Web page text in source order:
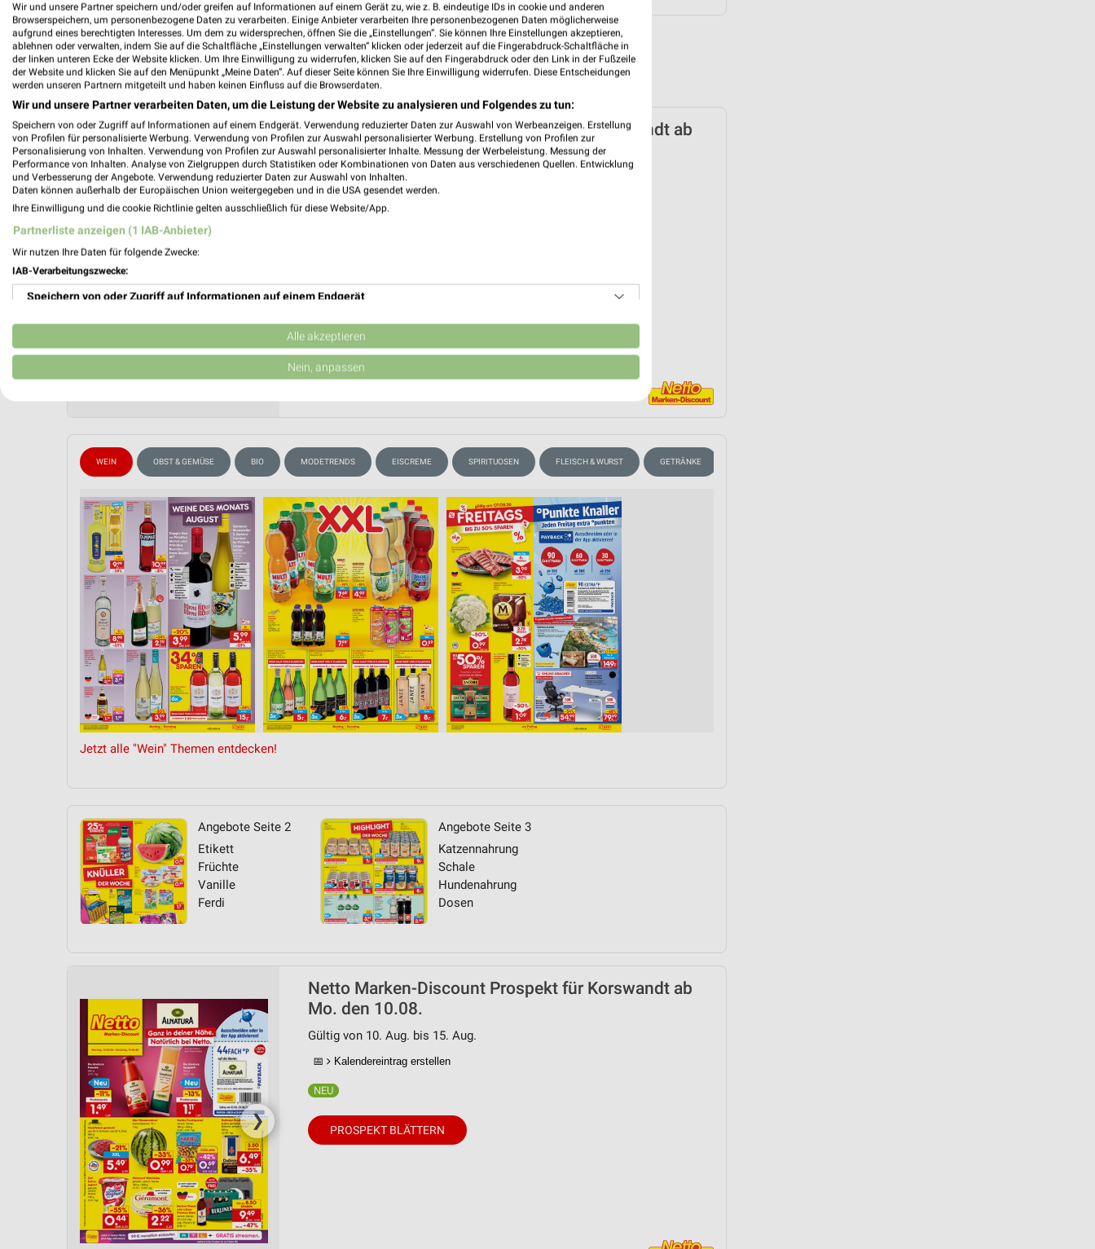
Aktuelle Angebote in dieser Filiale
Anzahl Prospekte: 4
Letztes Prospektupdate: vor 17 Stunden
Netto Marken-Discount Prospekt für Korswandt ab
Mo. den 03.08.
Gültig von 03. Aug. bis 08. Aug.
Kalendereintrag erstellen
WEIN OBST & GEMÜSE BIO MODETRENDS EISCREME SPIRITUOSEN FLEISCH & WURST GETRÄNKE
Jetzt alle "Wein" Themen entdecken!
Angebote Seite 2
Etikett
Früchte
Vanille
Ferdi
Angebote Seite 3
Katzennahrung
Schale
Hundenahrung
Dosen
❯
Netto Marken-Discount Prospekt für Korswandt ab
Mo. den 10.08.
Gültig von 10. Aug. bis 15. Aug.
📅 Kalendereintrag erstellen
PROSPEKT BLÄTTERN
Wir und unsere Partner speichern und/oder greifen auf Informationen auf einem Gerät zu, wie z. B. eindeutige IDs in cookie und anderen
Browserspeichern, um personenbezogene Daten zu verarbeiten. Einige Anbieter verarbeiten Ihre personenbezogenen Daten möglicherweise
aufgrund eines berechtigten Interesses. Um dem zu widersprechen, öffnen Sie die „Einstellungen“. Sie können Ihre Einstellungen akzeptieren,
ablehnen oder verwalten, indem Sie auf die Schaltfläche „Einstellungen verwalten“ klicken oder jederzeit auf die Fingerabdruck-Schaltfläche in
der linken unteren Ecke der Website klicken. Um Ihre Einwilligung zu widerrufen, klicken Sie auf den Fingerabdruck oder den Link in der Fußzeile
der Website und klicken Sie auf den Menüpunkt „Meine Daten“. Auf dieser Seite können Sie Ihre Einwilligung widerrufen. Diese Entscheidungen
werden unseren Partnern mitgeteilt und haben keinen Einfluss auf die Browserdaten.
Wir und unsere Partner verarbeiten Daten, um die Leistung der Website zu analysieren und Folgendes zu tun:
Speichern von oder Zugriff auf Informationen auf einem Endgerät. Verwendung reduzierter Daten zur Auswahl von Werbeanzeigen. Erstellung
von Profilen für personalisierte Werbung. Verwendung von Profilen zur Auswahl personalisierter Werbung. Erstellung von Profilen zur
Personalisierung von Inhalten. Verwendung von Profilen zur Auswahl personalisierter Inhalte. Messung der Werbeleistung. Messung der
Performance von Inhalten. Analyse von Zielgruppen durch Statistiken oder Kombinationen von Daten aus verschiedenen Quellen. Entwicklung
und Verbesserung der Angebote. Verwendung reduzierter Daten zur Auswahl von Inhalten.
Daten können außerhalb der Europäischen Union weitergegeben und in die USA gesendet werden.
Ihre Einwilligung und die cookie Richtlinie gelten ausschließlich für diese Website/App.
Partnerliste anzeigen (1 IAB-Anbieter)
Wir nutzen Ihre Daten für folgende Zwecke:
IAB-Verarbeitungszwecke:
Speichern von oder Zugriff auf Informationen auf einem Endgerät
Verwendung reduzierter Daten zur Auswahl von Werbeanzeigen
Erstellung von Profilen für personalisierte Werbung
Verwendung von Profilen zur Auswahl personalisierter Inhalte
Messung der Werbeleistung
Messung der Performance von Inhalten
Analyse von Zielgruppen durch Statistiken oder Kombinationen von Daten aus verschiedenen
Entwicklung und Verbesserung der Angebote
Verwendung reduzierter Daten zur Auswahl von Inhalten
IAB-Besonderheiten:
Verwendung genauer Standortdaten
Geräte anhand von aktiv angeforderten Informationen identifizieren
Nicht-IAB-Verarbeitungszwecke:
Alle akzeptieren
Nein, anpassen